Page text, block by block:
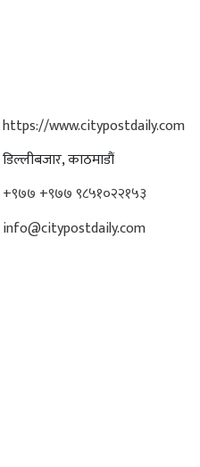
https://www.citypostdaily.com
डिल्लीबजार, काठमाडौं
+९७७ +९७७ ९८५१०२२१५३
info@citypostdaily.com